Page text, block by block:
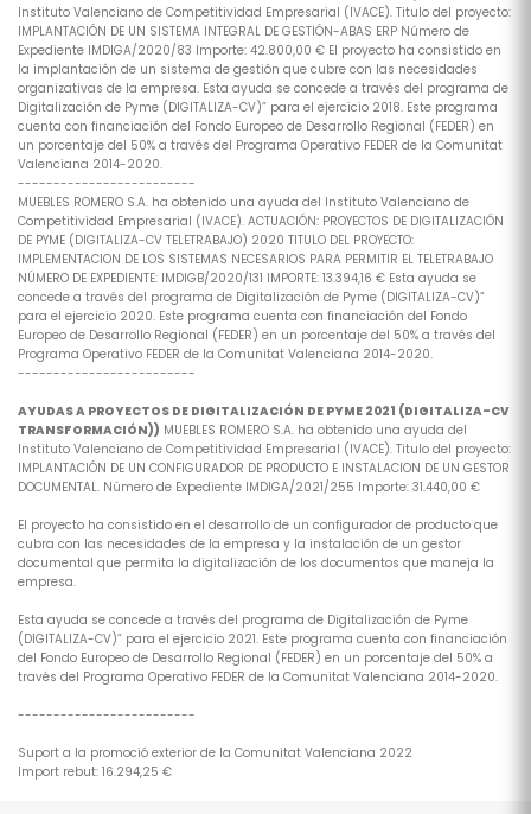
Instituto Valenciano de Competitividad Empresarial (IVACE). Titulo del proyecto:
IMPLANTACIÓN DE UN SISTEMA INTEGRAL DE GESTIÓN-ABAS ERP Número de
Expediente IMDIGA/2020/83 Importe: 42.800,00 € El proyecto ha consistido en
la implantación de un sistema de gestión que cubre con las necesidades
organizativas de la empresa. Esta ayuda se concede a través del programa de
Digitalización de Pyme (DIGITALIZA-CV)” para el ejercicio 2018. Este programa
cuenta con financiación del Fondo Europeo de Desarrollo Regional (FEDER) en
un porcentaje del 50% a través del Programa Operativo FEDER de la Comunitat
Valenciana 2014-2020.
-------------------------
MUEBLES ROMERO S.A. ha obtenido una ayuda del Instituto Valenciano de
Competitividad Empresarial (IVACE). ACTUACIÓN: PROYECTOS DE DIGITALIZACIÓN
DE PYME (DIGITALIZA-CV TELETRABAJO) 2020 TITULO DEL PROYECTO:
IMPLEMENTACION DE LOS SISTEMAS NECESARIOS PARA PERMITIR EL TELETRABAJO
NÚMERO DE EXPEDIENTE: IMDIGB/2020/131 IMPORTE: 13.394,16 € Esta ayuda se
concede a través del programa de Digitalización de Pyme (DIGITALIZA-CV)”
para el ejercicio 2020. Este programa cuenta con financiación del Fondo
Europeo de Desarrollo Regional (FEDER) en un porcentaje del 50% a través del
Programa Operativo FEDER de la Comunitat Valenciana 2014-2020.
-------------------------
AYUDAS A PROYECTOS DE DIGITALIZACIÓN DE PYME 2021 (DIGITALIZA-CV
TRANSFORMACIÓN)) MUEBLES ROMERO S.A. ha obtenido una ayuda del
Instituto Valenciano de Competitividad Empresarial (IVACE). Titulo del proyecto:
IMPLANTACIÓN DE UN CONFIGURADOR DE PRODUCTO E INSTALACION DE UN GESTOR
DOCUMENTAL. Número de Expediente IMDIGA/2021/255 Importe: 31.440,00 €
El proyecto ha consistido en el desarrollo de un configurador de producto que
cubra con las necesidades de la empresa y la instalación de un gestor
documental que permita la digitalización de los documentos que maneja la
empresa.
Esta ayuda se concede a través del programa de Digitalización de Pyme
(DIGITALIZA-CV)” para el ejercicio 2021. Este programa cuenta con financiación
del Fondo Europeo de Desarrollo Regional (FEDER) en un porcentaje del 50% a
través del Programa Operativo FEDER de la Comunitat Valenciana 2014-2020.
-------------------------
Suport a la promoció exterior de la Comunitat Valenciana 2022
Import rebut: 16.294,25 €